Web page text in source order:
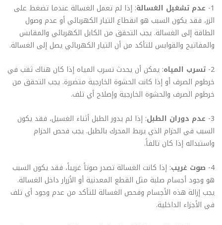
1- عدم تشغيل الغسالة: إذا لم تعمل الغسالة عندما تضغط على
الزر، فقد يكون السبب هو انقطاع التيار الكهربائي أو عدم وصول
الطاقة إلى الغسالة. يجب التحقق من الكابل الكهربائي والمقابس
والمفاتيح والقوابس للتأكد من أن التيار الكهربائي يصل إلى الغسالة.
2- تسرب المياه: يمكن أن يحدث تسرب المياه إذا كان هناك ثقب في
خرطوم الصرف أو إذا كانت الحشوة الخارجية متضررة. يجب التحقق من
خرطوم الصرف والحشوة الخارجية وإصلاح أي تلف.
3- عدم دوران الطبل: إذا لم يدور الطبل أثناء الغسيل، فقد يكون
السبب في الحزام الذي يربط المحرك بالطبل. يجب فحص الحزام
واستبداله إذا كان تالفاً.
4- صوت غريب: إذا كانت الغسالة تصدر صوتاً غريباً، فقد يكون السبب
هو وجود أجسام صلبة مثل القطع المعدنية أو الأزرار داخل الغسالة.
يجب إزالة هذه الأجسام وفحص الغسالة للتأكد من عدم وجود أي تلف
في الأجزاء الداخلية.